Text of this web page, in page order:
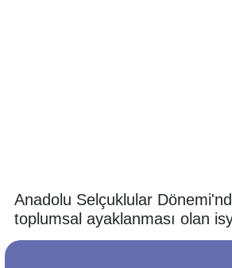
Anadolu Selçuklular
toplumsal ayaklanması olan